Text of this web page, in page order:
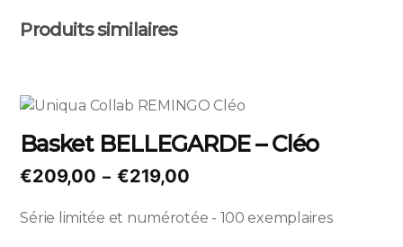
Produits similaires
Basket BELLEGARDE – Cléo
€209,00 – €219,00Plage
prix :
Série limitée et numérotée - 100 exemplaires
Ce
a
plusieurs
variations.
Les